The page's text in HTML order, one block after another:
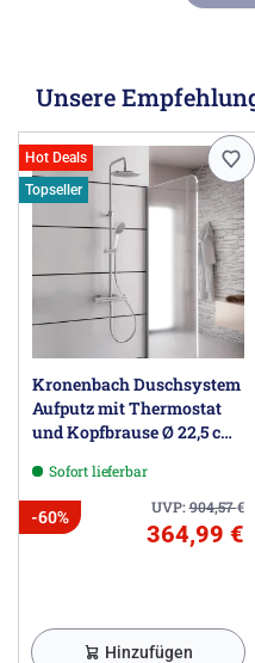
Unsere
Hot Deals
Topseller
Kronenbach Duschsystem
Aufputz mit Thermostat
und Kopfbrause Ø 22,5 cm,
Sofort lieferbar
UVP:904,57€
-60%
364,99 €
Hinzufügen